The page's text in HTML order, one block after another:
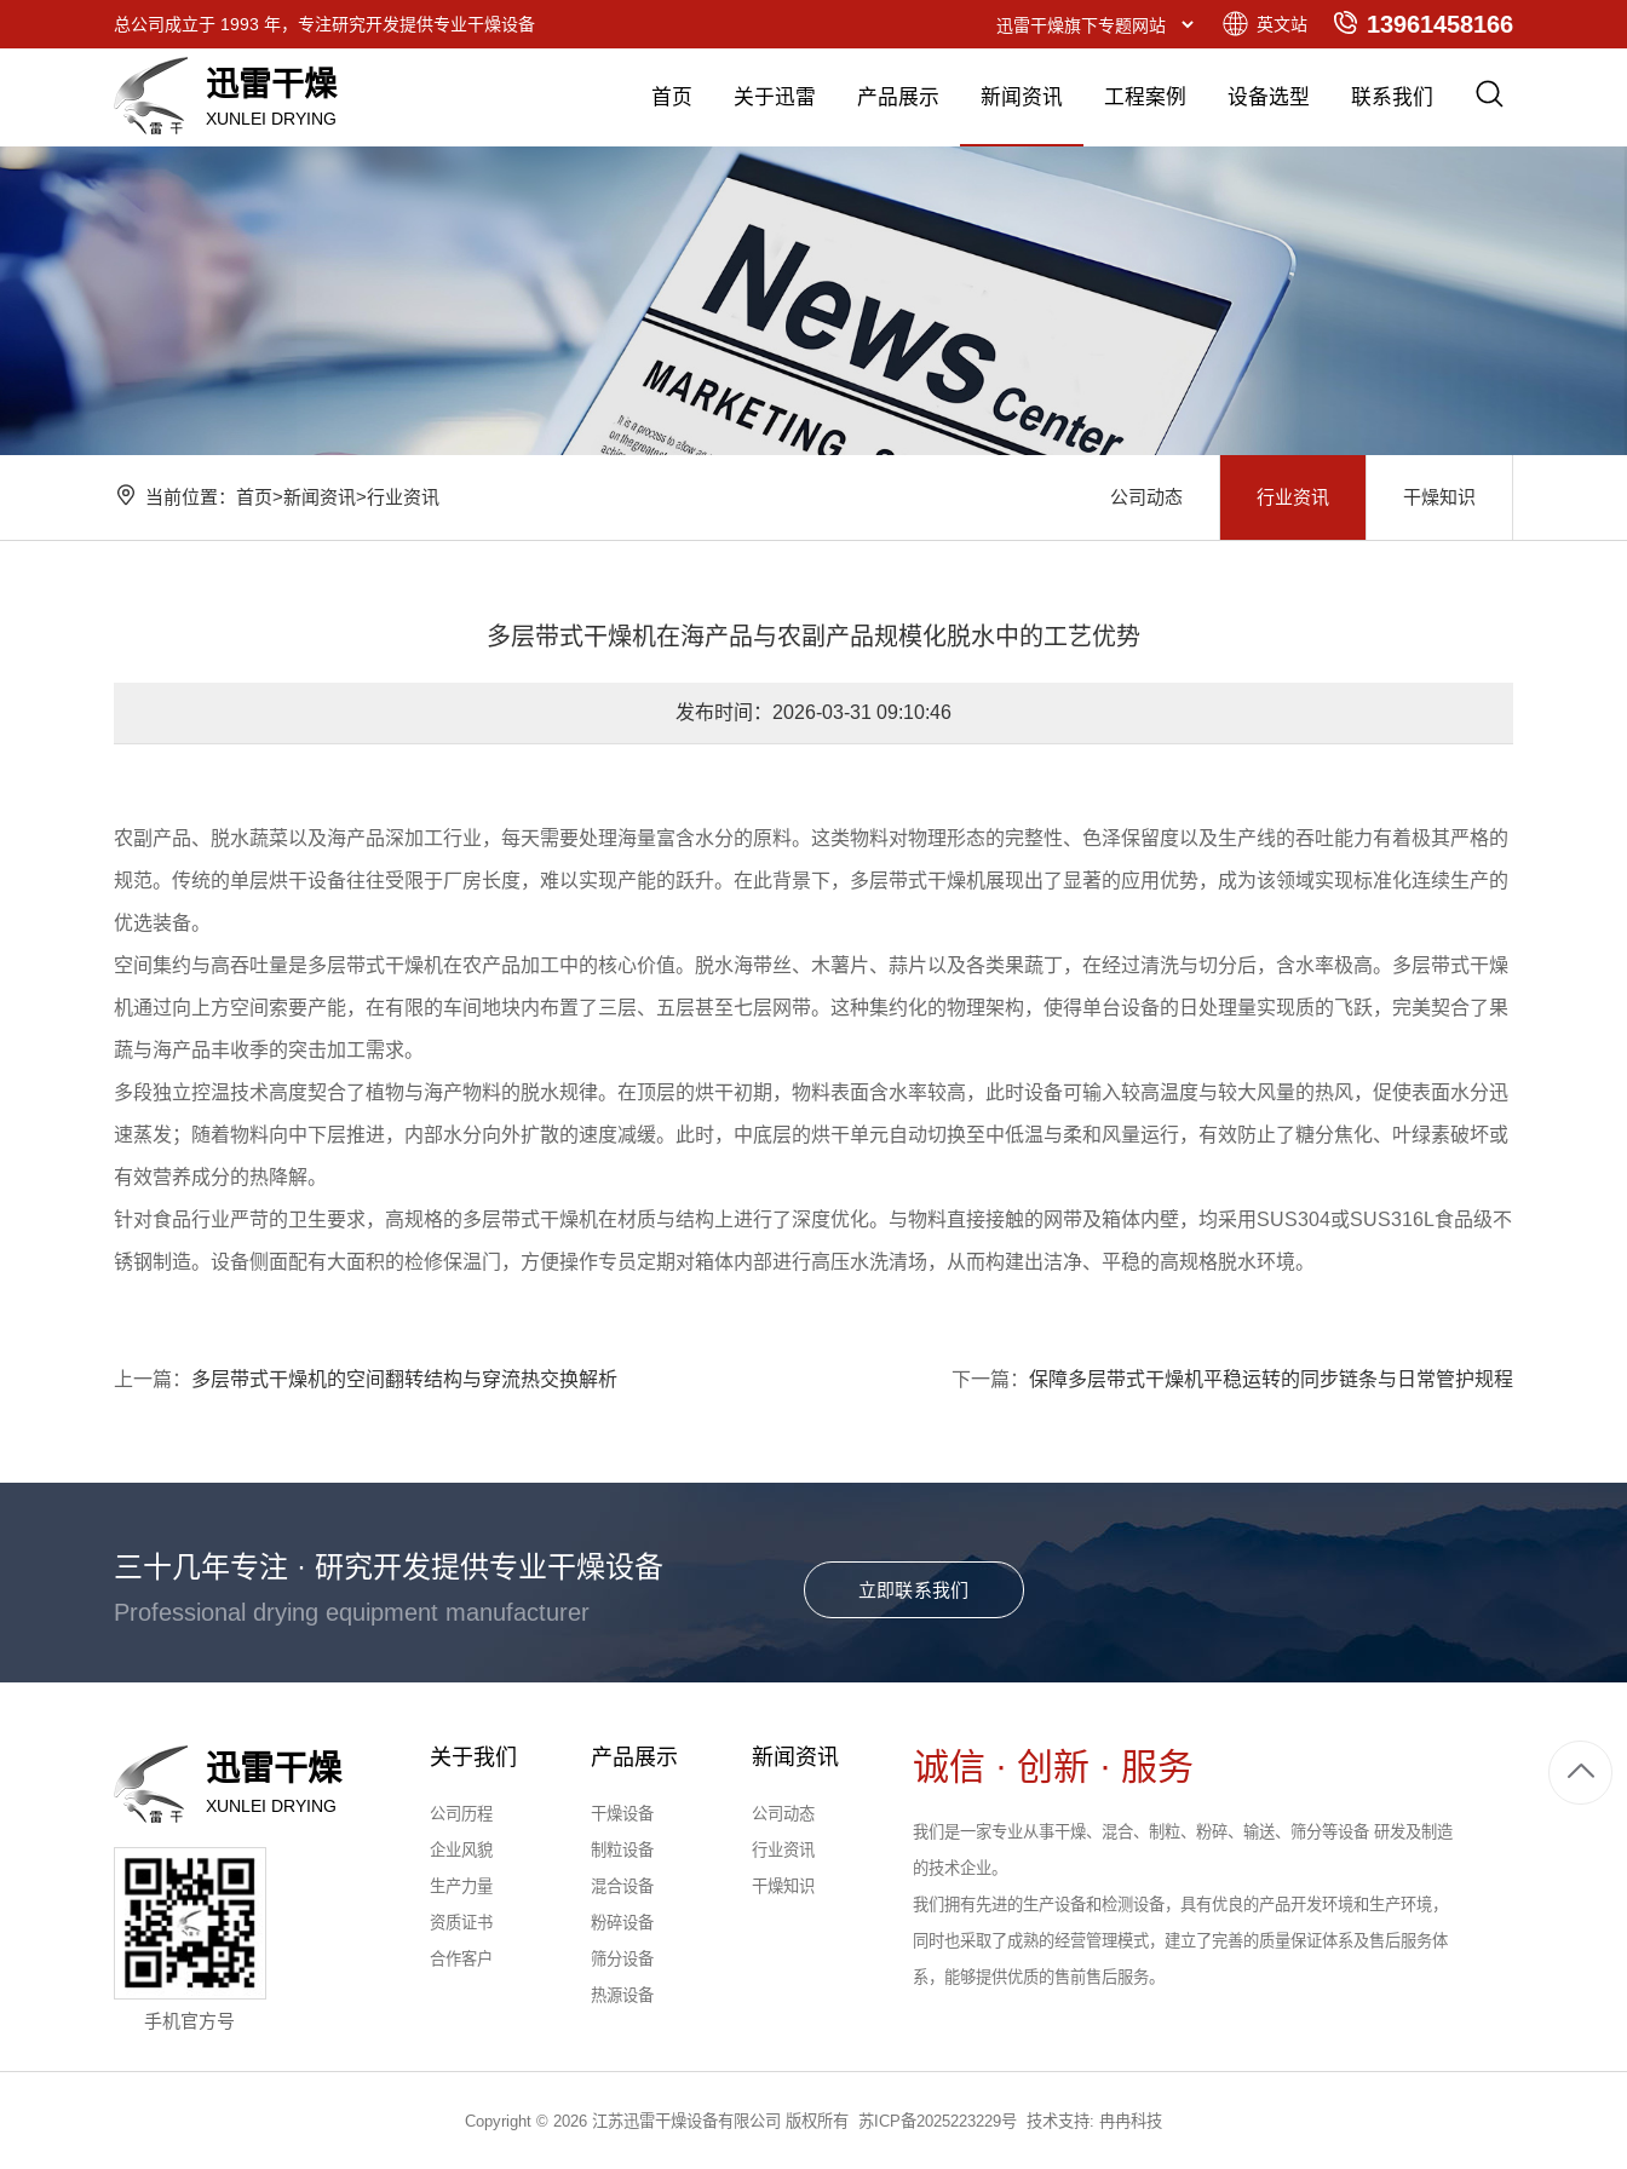
总公司成立于 1993 年，专注研究开发提供专业干燥设备 13961458166
英文站
迅雷干燥
XUNLEI DRYING
首页 关于迅雷 产品展示 新闻资讯 工程案例 设备选型 联系我们
当前位置：首页>新闻资讯>行业资讯 公司动态 行业资讯 干燥知识
多层带式干燥机在海产品与农副产品规模化脱水中的工艺优势
发布时间：2026-03-31 09:10:46
农副产品、脱水蔬菜以及海产品深加工行业，每天需要处理海量富含水分的原料。这类物料对物理形态的完整性、色泽保留度以及生产线的吞吐能力有着极其严格的
规范。传统的单层烘干设备往往受限于厂房长度，难以实现产能的跃升。在此背景下，多层带式干燥机展现出了显著的应用优势，成为该领域实现标准化连续生产的
优选装备。
空间集约与高吞吐量是多层带式干燥机在农产品加工中的核心价值。脱水海带丝、木薯片、蒜片以及各类果蔬丁，在经过清洗与切分后，含水率极高。多层带式干燥
机通过向上方空间索要产能，在有限的车间地块内布置了三层、五层甚至七层网带。这种集约化的物理架构，使得单台设备的日处理量实现质的飞跃，完美契合了果
蔬与海产品丰收季的突击加工需求。
多段独立控温技术高度契合了植物与海产物料的脱水规律。在顶层的烘干初期，物料表面含水率较高，此时设备可输入较高温度与较大风量的热风，促使表面水分迅
速蒸发；随着物料向中下层推进，内部水分向外扩散的速度减缓。此时，中底层的烘干单元自动切换至中低温与柔和风量运行，有效防止了糖分焦化、叶绿素破坏或
有效营养成分的热降解。
针对食品行业严苛的卫生要求，高规格的多层带式干燥机在材质与结构上进行了深度优化。与物料直接接触的网带及箱体内壁，均采用SUS304或SUS316L食品级不
锈钢制造。设备侧面配有大面积的检修保温门，方便操作专员定期对箱体内部进行高压水洗清场，从而构建出洁净、平稳的高规格脱水环境。
上一篇： 多层带式干燥机的空间翻转结构与穿流热交换解析 下一篇： 保障多层带式干燥机平稳运转的同步链条与日常管护规程
三十几年专注 · 研究开发提供专业干燥设备
Professional drying equipment manufacturer
立即联系我们
迅雷干燥
XUNLEI DRYING
手机官方号
关于我们
公司历程
企业风貌
生产力量
资质证书
合作客户
产品展示
干燥设备
制粒设备
混合设备
粉碎设备
筛分设备
热源设备
新闻资讯
公司动态
行业资讯
干燥知识
诚信 · 创新 · 服务
我们是一家专业从事干燥、混合、制粒、粉碎、输送、筛分等设备 研发及制造
的技术企业。
我们拥有先进的生产设备和检测设备，具有优良的产品开发环境和生产环境，
同时也采取了成熟的经营管理模式，建立了完善的质量保证体系及售后服务体
系，能够提供优质的售前售后服务。
Copyright © 2026 江苏迅雷干燥设备有限公司 版权所有 苏ICP备2025223229号技术支持: 冉冉科技